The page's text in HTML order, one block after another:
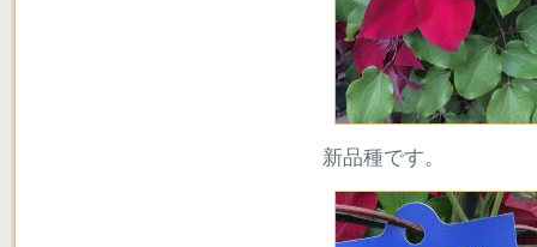
新品種です。